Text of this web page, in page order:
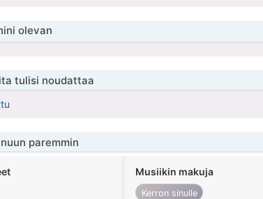
olevan
tulisi noudattaa
paremmin
Musiikin makuja
Kerron sinulle